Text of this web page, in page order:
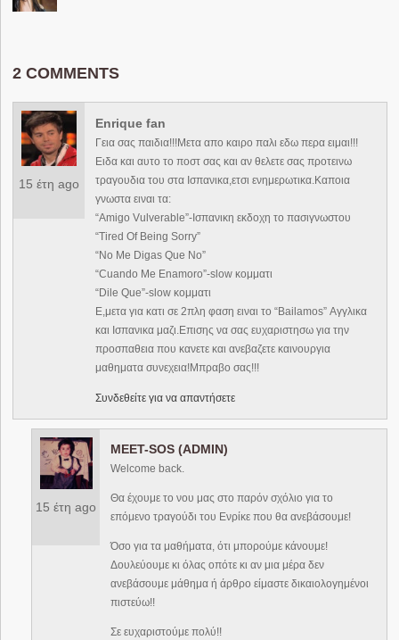
2 COMMENTS
15 έτη ago
Enrique fan
Γεια σας παιδια!!!Μετα απο καιρο παλι εδω περα ειμαι!!!
Ειδα και αυτο το ποστ σας και αν θελετε σας προτεινω
τραγουδια του στα Ισπανικα,ετσι ενημερωτικα.Καποια
γνωστα ειναι τα:
“Amigo Vulverable”-Ισπανικη εκδοχη το πασιγνωστου
“Tired Of Being Sorry”
“No Me Digas Que No”
“Cuando Me Enamoro”-slow κομματι
“Dile Que”-slow κομματι
Ε,μετα για κατι σε 2πλη φαση ειναι το “Bailamos” Αγγλικα
και Ισπανικα μαζι.Επισης να σας ευχαριστησω για την
προσπαθεια που κανετε και ανεβαζετε καινουργια
μαθηματα συνεχεια!Μπραβο σας!!!
Συνδεθείτε για να απαντήσετε
15 έτη ago
MEET-SOS (ADMIN)
Welcome back.
Θα έχουμε το νου μας στο παρόν σχόλιο για το
επόμενο τραγούδι του Ενρίκε που θα ανεβάσουμε!
Όσο για τα μαθήματα, ότι μπορούμε κάνουμε!
Δουλεύουμε κι όλας οπότε κι αν μια μέρα δεν
ανεβάσουμε μάθημα ή άρθρο είμαστε δικαιολογημένοι
πιστεύω!!
Σε ευχαριστούμε πολύ!!